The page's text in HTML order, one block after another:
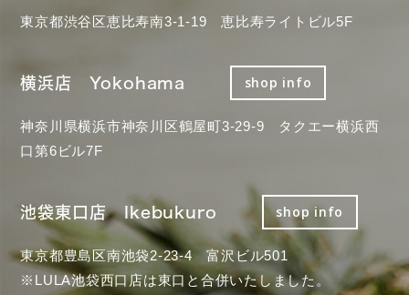
東京都渋谷区恵比寿南3-1-19 恵比寿ライトビル5F
横浜店 Yokohama shop info
神奈川県横浜市神奈川区鶴屋町3-29-9 タクエー横浜西
口第6ビル7F
池袋東口店 Ikebukuro shop info
東京都豊島区南池袋2-23-4 富沢ビル501
※LULA池袋西口店は東口と合併いたしました。